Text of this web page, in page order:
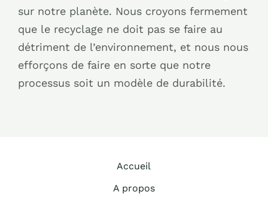
sur notre planète. Nous croyons fermement
que le recyclage ne doit pas se faire au
détriment de l’environnement, et nous nous
efforçons de faire en sorte que notre
processus soit un modèle de durabilité.
Accueil
A propos